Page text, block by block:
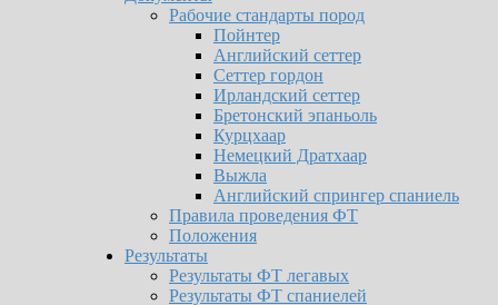
Рабочие стандарты пород
Пойнтер
Английский сеттер
Сеттер гордон
Ирландский сеттер
Бретонский эпаньоль
Курцхаар
Немецкий Дратхаар
Выжла
Английский спрингер спаниель
Правила проведения ФТ
Положения
Результаты
Результаты ФТ легавых
Результаты ФТ спаниелей